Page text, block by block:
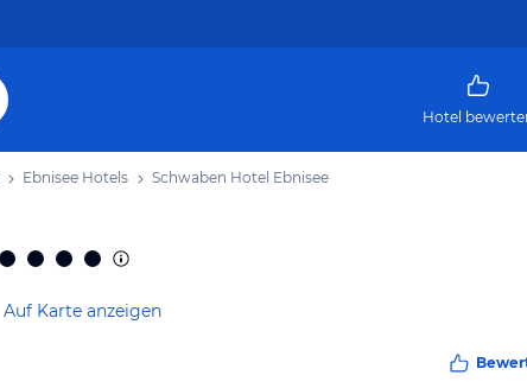
Hotel
Ebnisee Hotels Schwaben Hotel Ebnisee
Auf Karte anzeigen